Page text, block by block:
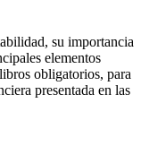
su importancia
elementos
obligatorios, para
presentada en las